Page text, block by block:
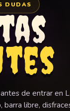
DUDAS
de entrar en
barra libre,